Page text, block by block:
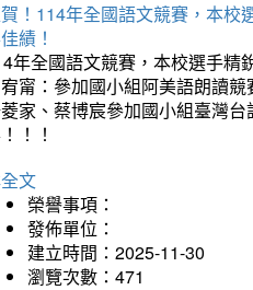
！114年全國語文競賽，本校
績！
年全國語文競賽，本校選手精
甯：參加國小組阿美語朗讀
家、蔡博宸參加國小組臺灣
！！
文
榮譽事項：
發佈單位：
建立時間：2025-11-30
瀏覽次數：471